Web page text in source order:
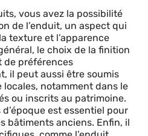
vous avez la possibilité
de l’enduit, un aspect qui
texture et l’apparence
le choix de la finition
de préférences
il peut aussi être soumis
locales, notamment dans le
ou inscrits au patrimoine.
est essentiel pour
bâtiments anciens. Enfin, il